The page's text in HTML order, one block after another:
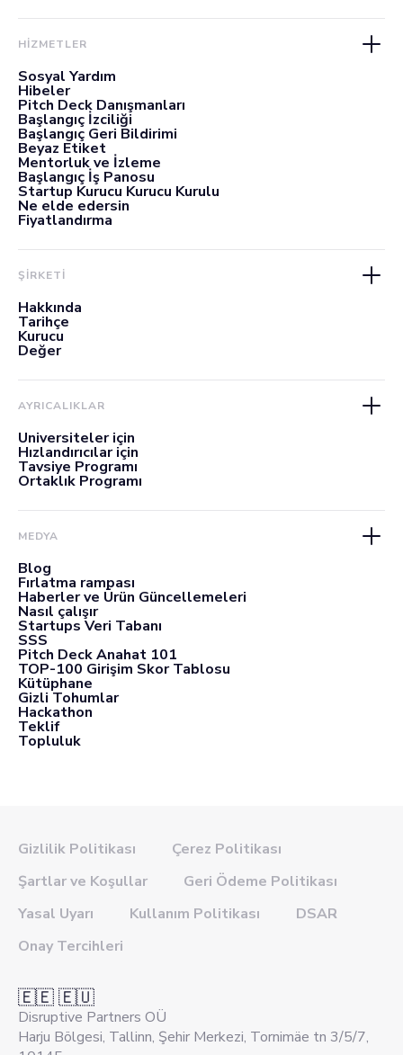
HİZMETLER
Sosyal Yardım
Hibeler
Pitch Deck Danışmanları
Başlangıç İzciliği
Başlangıç Geri Bildirimi
Beyaz Etiket
Mentorluk ve İzleme
Başlangıç İş Panosu
Startup Kurucu Kurucu Kurulu
Ne elde edersin
Fiyatlandırma
ŞİRKETİ
Hakkında
Tarihçe
Kurucu
Değer
AYRICALIKLAR
Üniversiteler için
Hızlandırıcılar için
Tavsiye Programı
Ortaklık Programı
MEDYA
Blog
Fırlatma rampası
Haberler ve Ürün Güncellemeleri
Nasıl çalışır
Startups Veri Tabanı
SSS
Pitch Deck Anahat 101
TOP-100 Girişim Skor Tablosu
Kütüphane
Gizli Tohumlar
Hackathon
Teklif
Topluluk
Gizlilik Politikası
Çerez Politikası
Şartlar ve Koşullar
Geri Ödeme Politikası
Yasal Uyarı
Kullanım Politikası
DSAR
Onay Tercihleri
🇪🇪 🇪🇺
Disruptive Partners OÜ
Harju Bölgesi, Tallinn, Şehir Merkezi, Tornimäe tn 3/5/7,